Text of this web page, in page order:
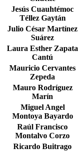
Valdez
Ana Valeria Calvo
Castro
Emma García
Valenzuela
Francisco Jesús
Guzmán Martínez
Gustavo César
Martínez Lira
Margarita Orozco
Gómez
María Andrea
Trujillo León
Maria Elena Vazquez
Lira
Jesús Cuauhtémoc
Téllez Gaytán
Julio César Martínez
Suárez
Laura Esther Zapata
Cantú
Mauricio Cervantes
Zepeda
Mauro Rodríguez
Marín
Miguel Angel
Montoya Bayardo
Raúl Francisco
Montalvo Corzo
Ricardo Buitrago